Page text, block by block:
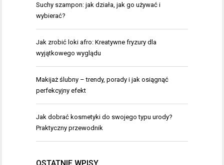
Suchy szampon: jak działa, jak go używać i
wybierać?
Jak zrobić loki afro: Kreatywne fryzury dla
wyjątkowego wyglądu
Makijaż ślubny – trendy, porady i jak osiągnąć
perfekcyjny efekt
Jak dobrać kosmetyki do swojego typu urody?
Praktyczny przewodnik